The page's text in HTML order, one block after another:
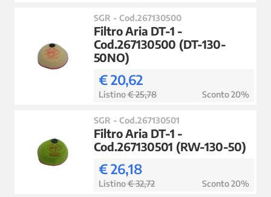
SGR - Cod.267130500
Filtro Aria DT-1 -
Cod.267130500 (DT-130-
50NO)
€ 20,62
Listino€ 25,78 Sconto 20%
SGR - Cod.267130501
Filtro Aria DT-1 -
Cod.267130501 (RW-130-50)
€ 26,18
Listino€ 32,72 Sconto 20%